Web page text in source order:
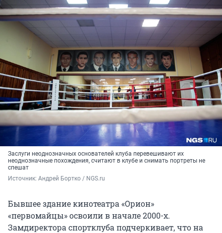
Заслуги неоднозначных основателей клуба перевешивают их
неоднозначные похождения, считают в клубе и снимать портреты не
спешат
Источник: Андрей Бортко / NGS.ru
Бывшее здание кинотеатра «Орион»
«первомайцы» освоили в начале 2000-х.
Замдиректора спортклуба подчеркивает, что на